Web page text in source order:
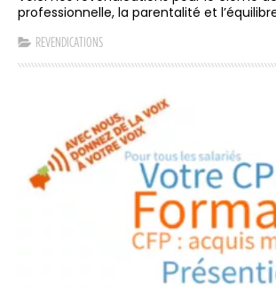
professionnelle, la parentalité et
REVENDICATIONS